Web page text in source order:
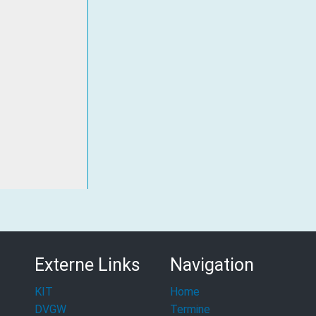
Externe Links
KIT
DVGW
Navigation
Home
Termine